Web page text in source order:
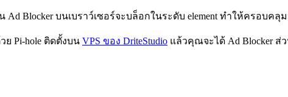
Blocker บนเบราว์เซอร์จะบล็อกในระดับ element ทำให้ครอบคลุ
Pi-hole ติดตั้งบน VPS ของ DriteStudio แล้วคุณจะได้ Ad Blocker ส่